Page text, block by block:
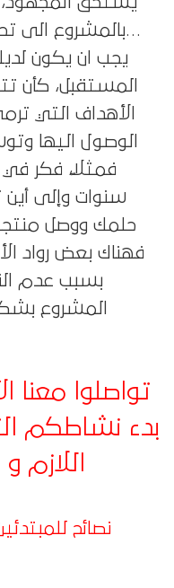
بالمشروع الى تحقيق أعلى مستويات الربح…
يجب ان يكون
المستقبل، كأن
الأهداف التي
الوصول اليها
فمثلاً، فكر
سنوات وإلى
حلمك ووصل
فهناك بعض رواد
بسبب عدم
المشروع
تواصلوا
بدء نشاطكم
نصائح